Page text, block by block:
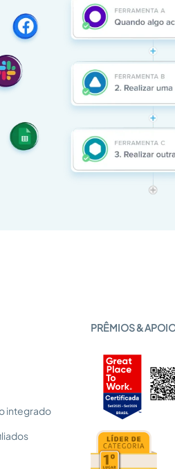
integrado
PRÊMIOS &